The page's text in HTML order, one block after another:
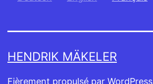
HENDRIK MÄKELER
Fièrement propulsé par WordPress